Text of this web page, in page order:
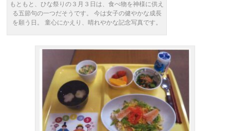
もともと、ひな祭りの３月３日は、食べ物を神様に供え
る五節句の一つだそうです。 今は女子の健やかな成長
を願う日。 童心にかえり、晴れやかな記念写真です。